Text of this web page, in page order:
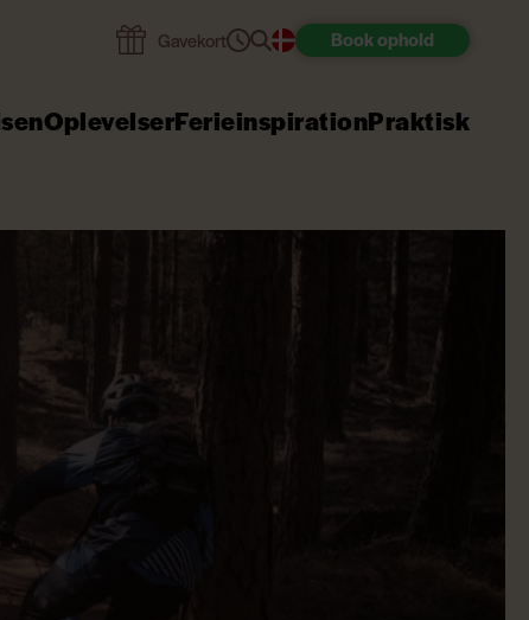
Gavekort Bookophold
OplevelserFerieinspirationPraktisk